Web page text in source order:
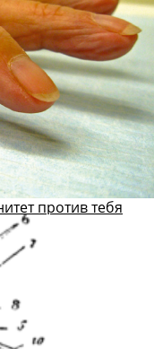
против тебя